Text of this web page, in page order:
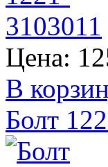
Цена:
В
Болт